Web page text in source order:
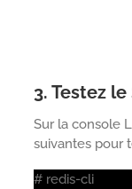
3. Testez
Sur la console
suivantes pour
# redis-cli